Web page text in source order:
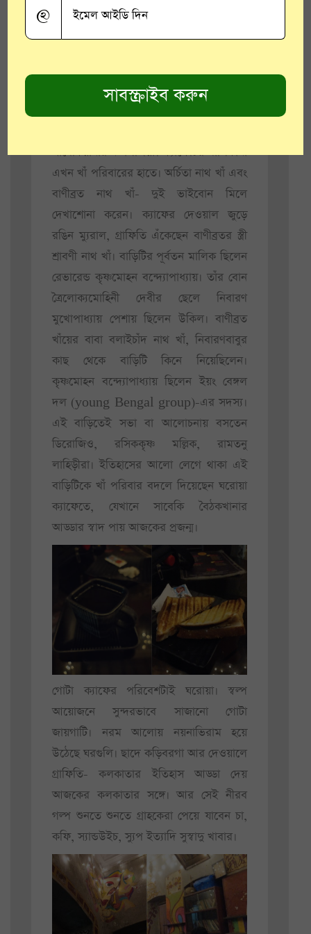
আড্ডা বললেই মনে পড়ে উত্তর কলকাতা-র
আর স্মৃতিমেদুরতা ছুঁয়ে দাঁড়িয়ে আছে
সাবেকিয়ানার নস্টালজিয়া। ক্যাফেটির মালিকানা
এখন খাঁ পরিবারের হাতে। অর্চিতা নাথ খাঁ এবং
বাণীব্রত নাথ খাঁ- দুই ভাইবোন মিলে
দেখাশোনা করেন। ক্যাফের দেওয়াল জুড়ে
রঙিন ম্যুরাল, গ্রাফিতি এঁকেছেন বাণীব্রতর স্ত্রী
শ্রাবণী নাথ খাঁ। বাড়িটির পূর্বতন মালিক ছিলেন
রেভারেন্ড কৃষ্ণমোহন বন্দ্যোপাধ্যায়। তাঁর বোন
ত্রৈলোক্যমোহিনী দেবীর ছেলে নিবারণ
মুখোপাধ্যায় পেশায় ছিলেন উকিল। বাণীব্রত
খাঁয়ের বাবা বলাইচাঁদ নাথ খাঁ, নিবারণবাবুর
কাছ থেকে বাড়িটি কিনে নিয়েছিলেন।
কৃষ্ণমোহন বন্দ্যোপাধ্যায় ছিলেন ইয়ং বেঙ্গল
দল (young Bengal group)-এর সদস্য।
এই বাড়িতেই সভা বা আলোচনায় বসতেন
ডিরোজিও, রসিককৃষ্ণ মল্লিক, রামতনু
লাহিড়ীরা। ইতিহাসের আলো লেগে থাকা এই
বাড়িটিকে খাঁ পরিবার বদলে দিয়েছেন ঘরোয়া
ক্যাফেতে, যেখানে সাবেকি বৈঠকখানার
আড্ডার স্বাদ পায় আজকের প্রজন্ম।
গোটা ক্যাফের পরিবেশটাই ঘরোয়া। স্বল্প
আয়োজনে সুন্দরভাবে সাজানো গোটা
জায়গাটি। নরম আলোয় নয়নাভিরাম হয়ে
উঠেছে ঘরগুলি। ছাদে কড়িবরগা আর দেওয়ালে
গ্রাফিতি- কলকাতার ইতিহাস আড্ডা দেয়
আজকের কলকাতার সঙ্গে। আর সেই নীরব
গল্প শুনতে শুনতে গ্রাহকেরা পেয়ে যাবেন চা,
কফি, স্যান্ডউইচ, স্যুপ ইত্যাদি সুস্বাদু খাবার।
@